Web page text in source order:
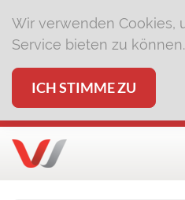
Wir verwenden Cookies,
Service bieten zu können.
ICH STIMME ZU